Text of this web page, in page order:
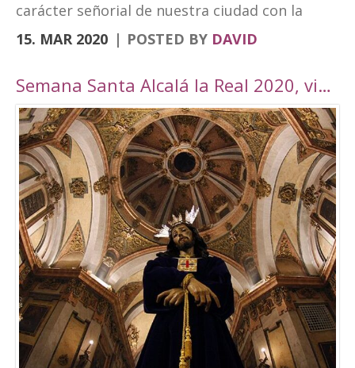
carácter señorial de nuestra ciudad con la
vanguardia y su realidad actual de ciudad
moderna. Fortaleza Abacial y pueblo nuevo.
«convivimos siendo además tierra de frontera
y que hemos querido plasmar en esta marca
tan poderosa». A través de cuatro elementos y
cuatro colores el logo destaca cultura,
patrimonio, entorno natural y experiencias. El
símbolo amarillo, que recuerda a un ojo,
engloba toda la cultura y singularidades de la
ciudad. El naranja, que representa la silueta de
una atalaya, se destina al patrimonio e
historia. El verde, por su parte, que dibuja una
hoja, es el elemento que identificará todo el
mundo rural y natural del municipio, junto con
el turismo activo. Por último, el tono magenta
simboliza un sendero abierto y se centra en el
15. MAR 2020 POSTED BY DAVID
Semana Santa Alcalá la Real 2020, viaje por Andalucía